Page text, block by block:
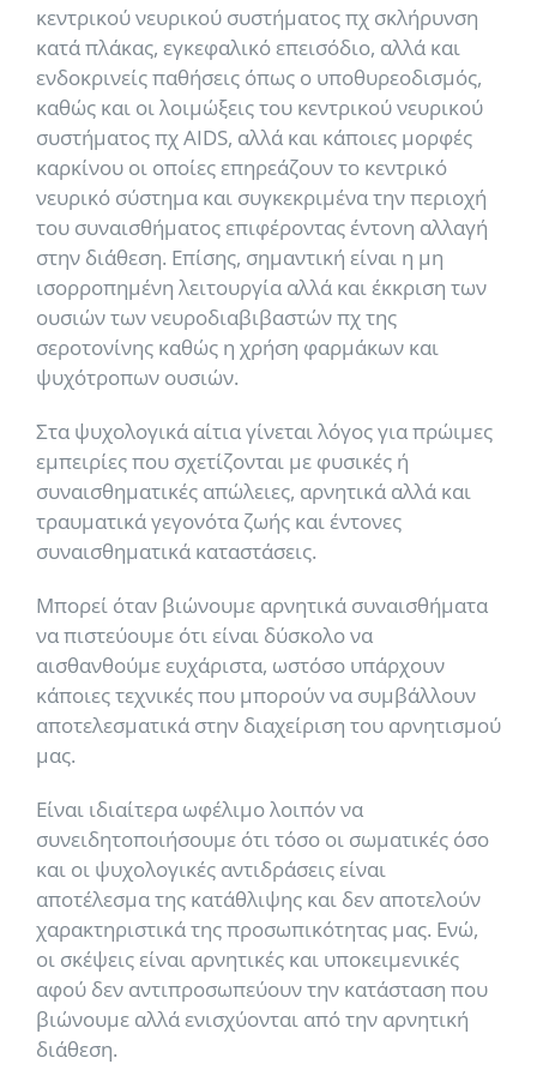
κεντρικού νευρικού συστήματος πχ σκλήρυνση
κατά πλάκας, εγκεφαλικό επεισόδιο, αλλά και
ενδοκρινείς παθήσεις όπως ο υποθυρεοδισμός,
καθώς και οι λοιμώξεις του κεντρικού νευρικού
συστήματος πχ AIDS, αλλά και κάποιες μορφές
καρκίνου οι οποίες επηρεάζουν το κεντρικό
νευρικό σύστημα και συγκεκριμένα την περιοχή
του συναισθήματος επιφέροντας έντονη αλλαγή
στην διάθεση. Επίσης, σημαντική είναι η μη
ισορροπημένη λειτουργία αλλά και έκκριση των
ουσιών των νευροδιαβιβαστών πχ της
σεροτονίνης καθώς η χρήση φαρμάκων και
ψυχότροπων ουσιών.
Στα ψυχολογικά αίτια γίνεται λόγος για πρώιμες
εμπειρίες που σχετίζονται με φυσικές ή
συναισθηματικές απώλειες, αρνητικά αλλά και
τραυματικά γεγονότα ζωής και έντονες
συναισθηματικά καταστάσεις.
Μπορεί όταν βιώνουμε αρνητικά συναισθήματα
να πιστεύουμε ότι είναι δύσκολο να
αισθανθούμε ευχάριστα, ωστόσο υπάρχουν
κάποιες τεχνικές που μπορούν να συμβάλλουν
αποτελεσματικά στην διαχείριση του αρνητισμού
μας.
Είναι ιδιαίτερα ωφέλιμο λοιπόν να
συνειδητοποιήσουμε ότι τόσο οι σωματικές όσο
και οι ψυχολογικές αντιδράσεις είναι
αποτέλεσμα της κατάθλιψης και δεν αποτελούν
χαρακτηριστικά της προσωπικότητας μας. Ενώ,
οι σκέψεις είναι αρνητικές και υποκειμενικές
αφού δεν αντιπροσωπεύουν την κατάσταση που
βιώνουμε αλλά ενισχύονται από την αρνητική
διάθεση.